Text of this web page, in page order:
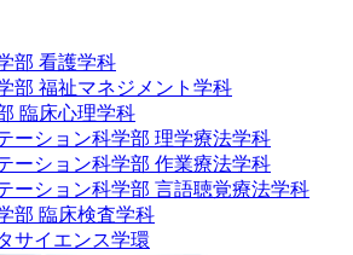
部 看護学科
部 福祉マネジメント学科
臨床心理学科
ーション科学部 理学療法学科
ーション科学部 作業療法学科
ーション科学部 言語聴覚療法学科
部 臨床検査学科
サイエンス学環